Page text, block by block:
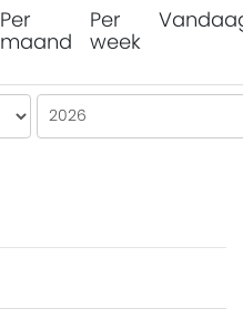
Per
maand
Per
week